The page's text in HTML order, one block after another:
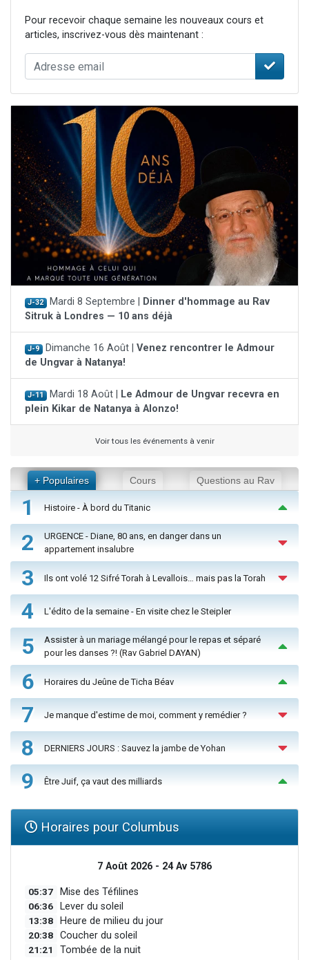
Pour recevoir chaque semaine les nouveaux cours et
articles, inscrivez-vous dès maintenant :
J-32 Mardi 8 Septembre | Dinner d'hommage au Rav
Sitruk à Londres — 10 ans déjà
J-9 Dimanche 16 Août | Venez rencontrer le Admour
de Ungvar à Natanya!
J-11 Mardi 18 Août | Le Admour de Ungvar recevra en
plein Kikar de Natanya à Alonzo!
Voir tous les événements à venir
+ Populaires Cours Questions au Rav
1 Histoire - À bord du Titanic
2
URGENCE - Diane, 80 ans, en danger dans un
appartement insalubre
3 Ils ont volé 12 Sifré Torah à Levallois… mais pas la Torah
4 L'édito de la semaine - En visite chez le Steipler
5
Assister à un mariage mélangé pour le repas et séparé
pour les danses ?! (Rav Gabriel DAYAN)
6 Horaires du Jeûne de Ticha Béav
7 Je manque d'estime de moi, comment y remédier ?
8 DERNIERS JOURS : Sauvez la jambe de Yohan
9 Être Juif, ça vaut des milliards
Horaires pour Columbus
7 Août 2026 - 24 Av 5786
05:37 Mise des Téfilines
06:36 Lever du soleil
13:38 Heure de milieu du jour
20:38 Coucher du soleil
21:21 Tombée de la nuit